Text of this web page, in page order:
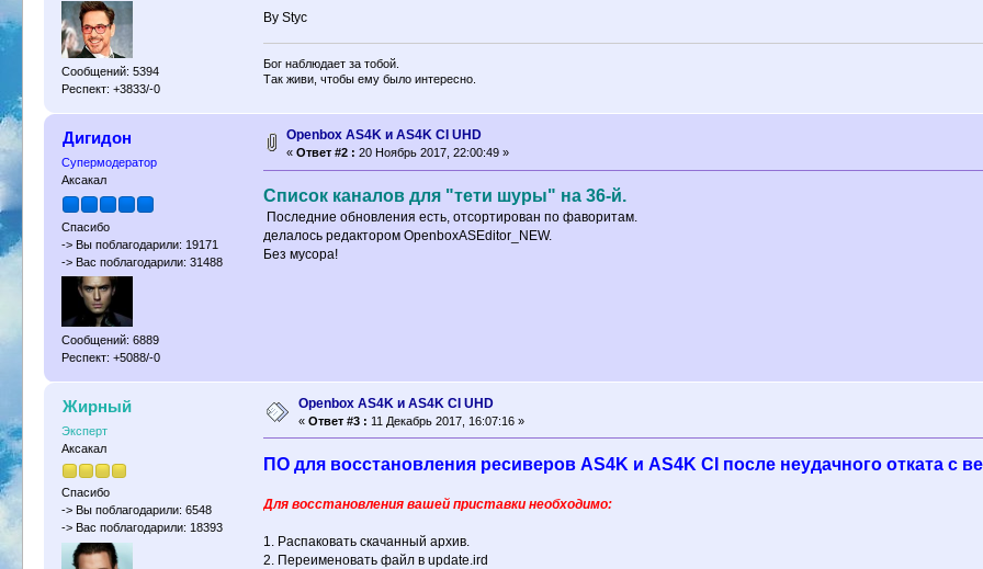
Сообщений: 5394
Респект: +3833/-0
By Styc
Бог наблюдает за тобой.
Так живи, чтобы ему было интересно.
Дигидон
Супермодератор
Аксакал
Спасибо
-> Вы поблагодарили: 19171
-> Вас поблагодарили: 31488
Сообщений: 6889
Респект: +5088/-0
Openbox AS4K и AS4K CI UHD
«Ответ #2 : 20 Ноябрь 2017, 22:00:49 »
Список каналов для "тети шуры" на 36-й.
Последние обновления есть, отсортирован по фаворитам.
делалось редактором OpenboxASEditor_NEW.
Без мусора!
Жирный
Эксперт
Аксакал
Спасибо
-> Вы поблагодарили: 6548
-> Вас поблагодарили: 18393
Openbox AS4K и AS4K CI UHD
«Ответ #3 : 11 Декабрь 2017, 16:07:16 »
ПО для восстановления ресиверов AS4K и AS4K CI после неудачного отката с
Для восстановления вашей приставки необходимо:
1. Распаковать скачанный архив.
2. Переименовать файл в update.ird